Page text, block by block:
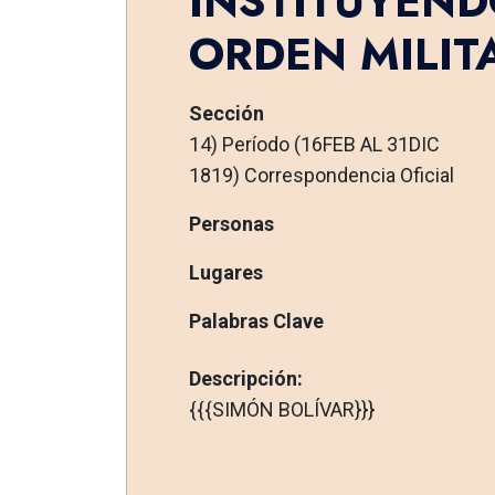
ORDEN
Sección
14) Período (16FEB AL 31DIC
1819) Correspondencia Oficial
Personas
Lugares
Palabras Clave
Descripción:
{{{SIMÓN BOLÍVAR}}}